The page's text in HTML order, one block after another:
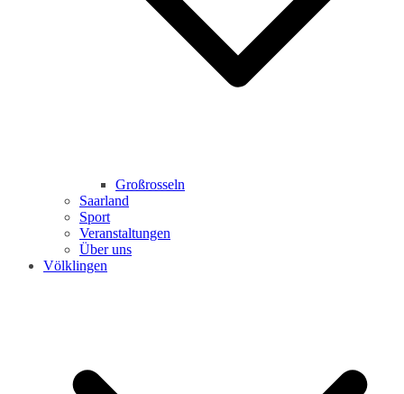
Großrosseln
Saarland
Sport
Veranstaltungen
Über uns
Völklingen